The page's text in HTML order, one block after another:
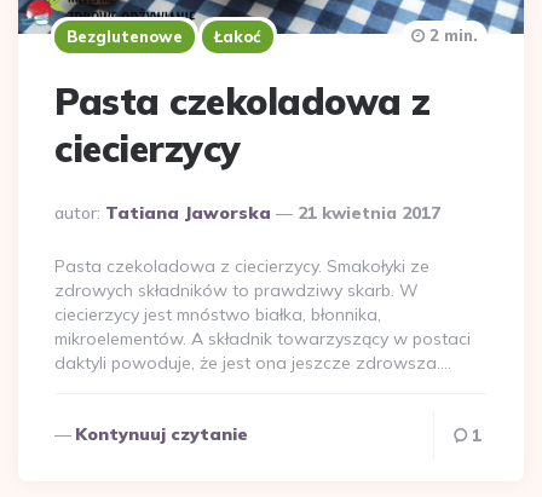
Bezglutenowe Łakoć
Pasta czekoladowa z
ciecierzycy
Dodane
autor: Tatiana Jaworska 21 kwietnia 2017
2 min.
Pasta czekoladowa z ciecierzycy. Smakołyki ze
zdrowych składników to prawdziwy skarb. W
ciecierzycy jest mnóstwo białka, błonnika,
mikroelementów. A składnik towarzyszący w postaci
daktyli powoduje, że jest ona jeszcze zdrowsza….
Kontynuuj czytanie 1